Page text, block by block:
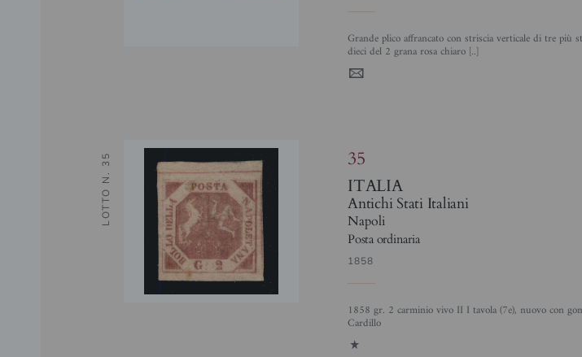
Grande plico affrancato con striscia verticale di tre più striscia verticale di
dieci del 2 grana rosa chiaro [..]
4
35
ITALIA
Antichi Stati Italiani
Napoli
Posta ordinaria
1858
1858 gr. 2 carminio vivo II I tavola (7e), nuovo con gomma originale, cert.
Cardillo
1
LOTTO N. 35